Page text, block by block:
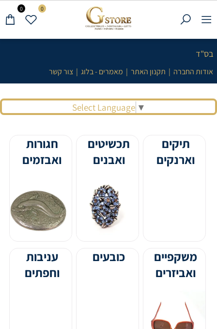
בס"ד
אודות החברה | תקנון האתר | מאמרים - בלוג | צור קשר
Select Language ▼
0 0
תיקים
וארנקים
תכשיטים
ואבנים
חגורות
ואבזמים
משקפיים
ואביזרים
כובעים
עניבות
וחפתים